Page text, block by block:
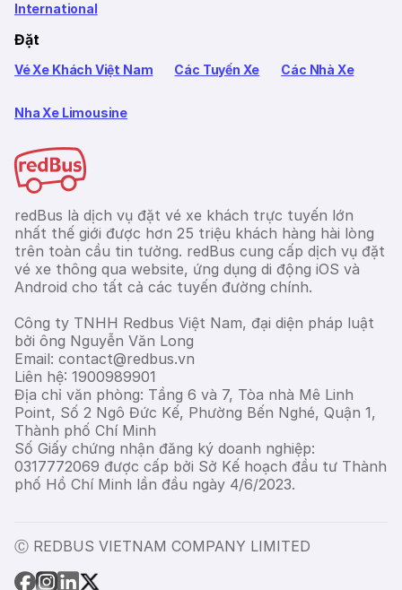
International
Đặt
Vé Xe Khách Việt Nam Các Tuyến Xe Các Nhà Xe
Nha Xe Limousine
redBus là dịch vụ đặt vé xe khách trực tuyến lớn
nhất thế giới được hơn 25 triệu khách hàng hài lòng
trên toàn cầu tin tưởng. redBus cung cấp dịch vụ đặt
vé xe thông qua website, ứng dụng di động iOS và
Android cho tất cả các tuyến đường chính.
Công ty TNHH Redbus Việt Nam, đại diện pháp luật
bởi ông Nguyễn Văn Long
Email: contact@redbus.vn
Liên hệ: 1900989901
Địa chỉ văn phòng: Tầng 6 và 7, Tòa nhà Mê Linh
Point, Số 2 Ngô Đức Kế, Phường Bến Nghé, Quận 1,
Thành phố Chí Minh
Số Giấy chứng nhận đăng ký doanh nghiệp:
0317772069 được cấp bởi Sở Kế hoạch đầu tư Thành
phố Hồ Chí Minh lần đầu ngày 4/6/2023.
Ⓒ REDBUS VIETNAM COMPANY LIMITED